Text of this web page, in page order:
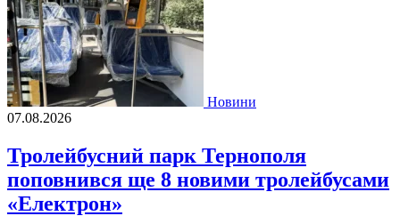
Новини
07.08.2026
Тролейбусний парк Тернополя
поповнився ще 8 новими тролейбусами
«Електрон»